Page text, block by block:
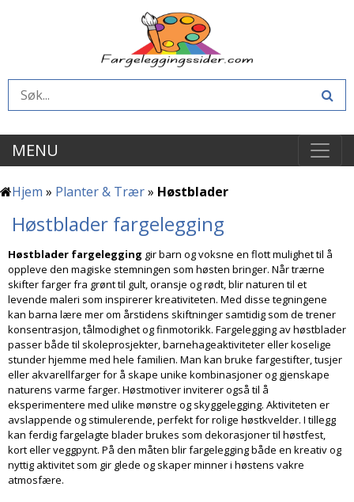
MENU
Hjem » Planter & Trær» Høstblader
Høstblader fargelegging
Høstblader fargelegging gir barn og voksne en flott mulighet til å
oppleve den magiske stemningen som høsten bringer. Når trærne
skifter farger fra grønt til gult, oransje og rødt, blir naturen til et
levende maleri som inspirerer kreativiteten. Med disse tegningene
kan barna lære mer om årstidens skiftninger samtidig som de trener
konsentrasjon, tålmodighet og finmotorikk. Fargelegging av høstblader
passer både til skoleprosjekter, barnehageaktiviteter eller koselige
stunder hjemme med hele familien. Man kan bruke fargestifter, tusjer
eller akvarellfarger for å skape unike kombinasjoner og gjenskape
naturens varme farger. Høstmotiver inviterer også til å
eksperimentere med ulike mønstre og skyggelegging. Aktiviteten er
avslappende og stimulerende, perfekt for rolige høstkvelder. I tillegg
kan ferdig fargelagte blader brukes som dekorasjoner til høstfest,
kort eller veggpynt. På den måten blir fargelegging både en kreativ og
nyttig aktivitet som gir glede og skaper minner i høstens vakre
atmosfære.